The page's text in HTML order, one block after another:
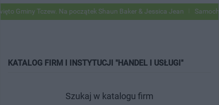
Tczew. Na początek Shaun Baker & Jessica Jean Samochody
KATALOG FIRM I INSTYTUCJI "HANDEL I USŁUGI"
Szukaj w katalogu firm